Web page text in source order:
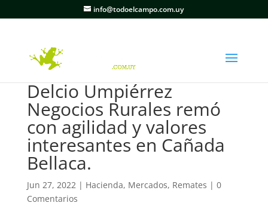
info@todoelcampo.com.uy
Delcio Umpiérrez
Negocios Rurales remó
con agilidad y valores
interesantes en Cañada
Bellaca.
Jun 27, 2022| Hacienda, Mercados, Remates | 0
Comentarios